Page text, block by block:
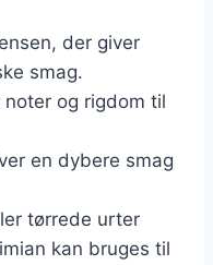
der giver
smag.
og rigdom til
en dybere smag
tørrede urter
kan bruges til